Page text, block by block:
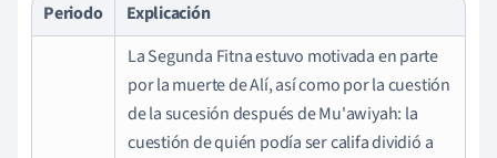
Periodo Explicación
La Segunda Fitnaestuvo motivada en parte
por la muerte de Alí, así como por la cuestión
de la sucesión después de Mu'awiyah: la
cuestión de quién podía ser califa dividió a